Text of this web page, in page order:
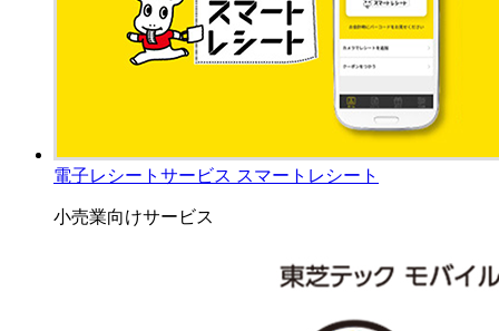
電子レシートサービス スマートレシート
小売業向けサービス